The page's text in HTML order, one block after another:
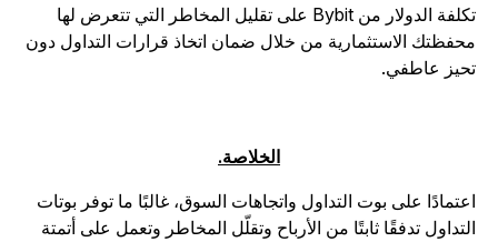
تكلفة الدولار من Bybit على تقليل المخاطر التي تتعرض لها
الاستثمارية من خلال ضمان اتخاذ قرارات التداول دون
عاطفي.
الخلاصة.
على بوت التداول واتجاهات السوق، غالبًا ما توفر بوتات
تدفقًا ثابتًا من الأرباح وتقلّل المخاطر وتعمل على أتمتة